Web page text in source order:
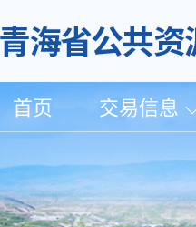
首页 交易信息